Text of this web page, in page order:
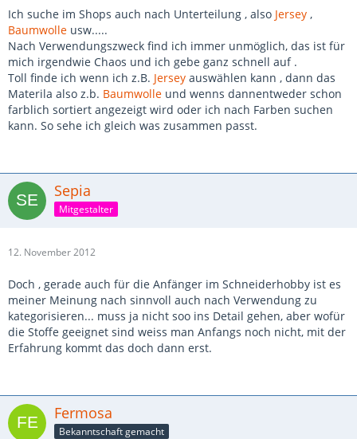
Ich suche im Shops auch nach Unterteilung , also Jersey ,
Baumwolle usw.....
Nach Verwendungszweck find ich immer unmöglich, das ist für
mich irgendwie Chaos und ich gebe ganz schnell auf .
Toll finde ich wenn ich z.B. Jersey auswählen kann , dann das
Materila also z.b. Baumwolle und wenns dannentweder schon
farblich sortiert angezeigt wird oder ich nach Farben suchen
kann. So sehe ich gleich was zusammen passt.
Sepia
Mitgestalter
12. November 2012
Doch , gerade auch für die Anfänger im Schneiderhobby ist es
meiner Meinung nach sinnvoll auch nach Verwendung zu
kategorisieren... muss ja nicht soo ins Detail gehen, aber wofür
die Stoffe geeignet sind weiss man Anfangs noch nicht, mit der
Erfahrung kommt das doch dann erst.
Fermosa
Bekanntschaft gemacht